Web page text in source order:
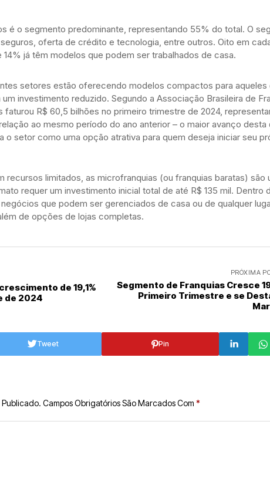
é o segmento predominante, representando 55% do total. O
oferta de crédito e tecnologia, entre outros. Oito em
já têm modelos que podem ser trabalhados de casa.
setores estão oferecendo modelos compactos para aqueles
investimento reduzido. Segundo a Associação Brasileira de
faturou R$ 60,5 bilhões no primeiro trimestre de 2024,
ao mesmo período do ano anterior – o maior avanço desta
o setor como uma opção atrativa para quem deseja iniciar seu
recursos limitados, as microfranquias (ou franquias baratas) são
requer um investimento inicial total de até R$ 135 mil. Dentro
que podem ser gerenciados de casa ou de qualquer
de opções de lojas completas.
de 19,1%
de 2024
PRÓXIMA
Segmento de Franquias Cresce
Primeiro Trimestre e se
Tweet Pin
Publicado. Campos Obrigatórios São Marcados Com *